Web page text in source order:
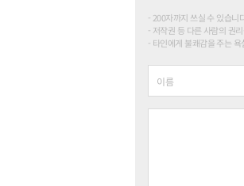
200자까지 쓰실 수 있습
저작권 등 다른 사람의 권
타인에게 불쾌감을 주는